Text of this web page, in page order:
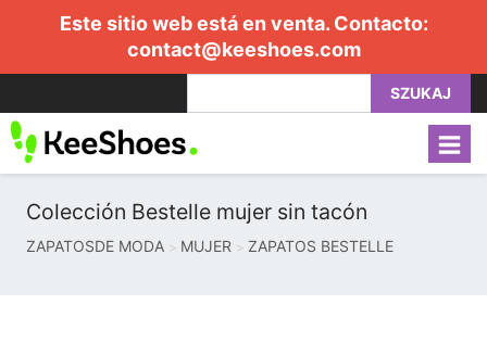
Este sitio web está en venta. Contacto:
contact@keeshoes.com
SZUKAJ
Colección Bestelle mujer sin tacón
ZAPATOSDE MODA MUJER ZAPATOS BESTELLE